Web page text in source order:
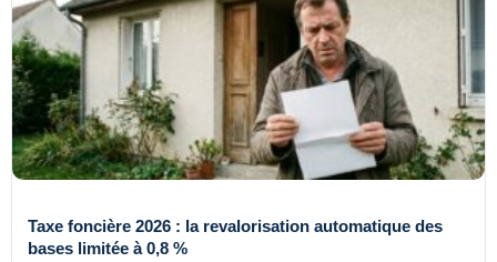
Taxe foncière 2026 : la revalorisation automatique des
bases limitée à 0,8 %